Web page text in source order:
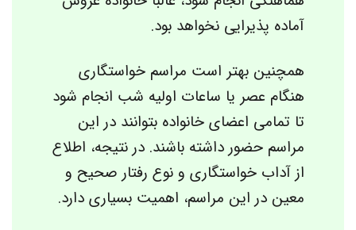
آماده پذیرایی نخواهد بود.
همچنین بهتر است مراسم خواستگاری
هنگام عصر یا ساعات اولیه شب انجام شود
تا تما‌می‌ اعضای خانواده بتوانند در این
مراسم حضور داشته باشند. در نتیجه، اطلاع
از آداب خواستگاری و نوع رفتار صحیح و
معین در این مراسم، اهمیت بسیاری دارد.